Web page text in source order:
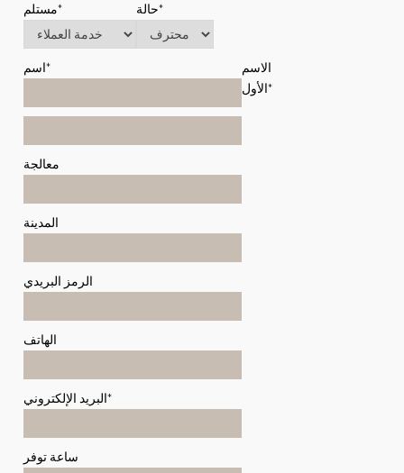
مستلم* حالة*
اسم*
الاسم
الأول*
معالجة
المدينة
الرمز البريدي
الهاتف
البريد الإلكتروني*
ساعة توفر